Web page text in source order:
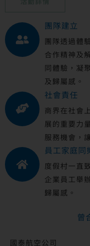
團隊建立
團隊透過體
合作精神及
同體驗，凝
及歸屬感。
社會責任
商界在社會
展的重要力
服務機會，
員工家庭同
度假村一直
企業員工舉
歸屬感。
曾
國泰航空公司